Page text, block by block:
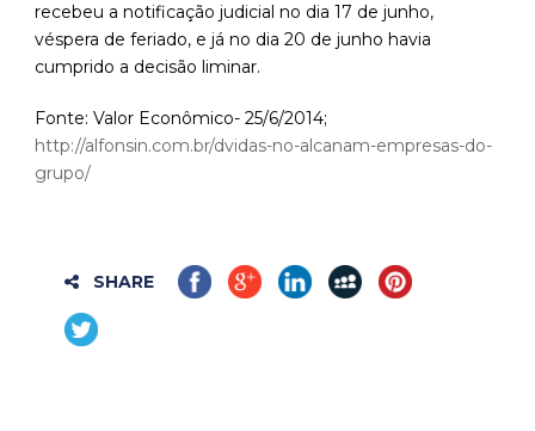
recebeu a notificação judicial no dia 17 de junho,
véspera de feriado, e já no dia 20 de junho havia
cumprido a decisão liminar.
Fonte: Valor Econômico- 25/6/2014;
http://alfonsin.com.br/dvidas-no-alcanam-empresas-do-
grupo/
SHARE